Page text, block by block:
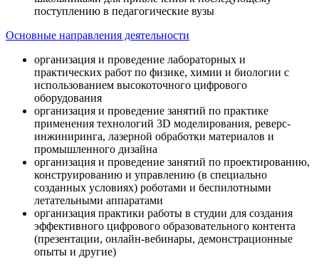
поступлению в педагогические вузы
Основные направления деятельности
организация и проведение лабораторных и
практических работ по физике, химии и биологии с
использованием высокоточного цифрового
оборудования
организация и проведение занятий по практике
применения технологий 3D моделирования, реверс-
инжиниринга, лазерной обработки материалов и
промышленного дизайна
организация и проведение занятий по проектированию,
конструированию и управлению (в специально
созданных условиях) роботами и беспилотными
летательными аппаратами
организация практики работы в студии для создания
эффективного цифрового образовательного контента
(презентации, онлайн-вебинары, демонстрационные
опыты и другие)